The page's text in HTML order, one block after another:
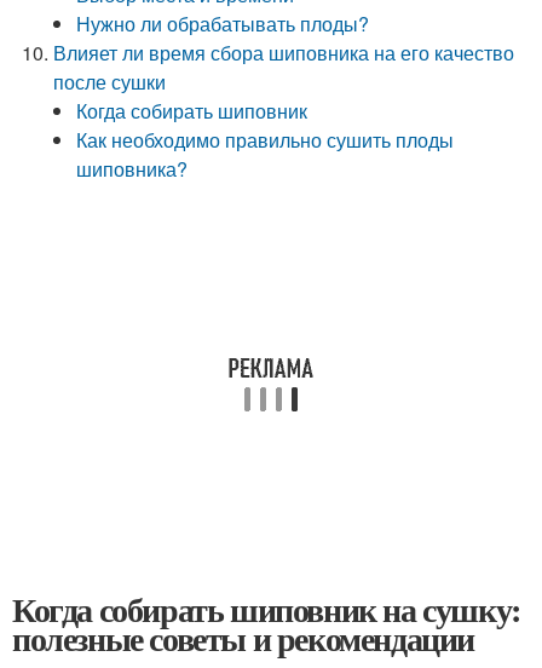
Нужно ли обрабатывать плоды?
Влияет ли время сбора шиповника на его качество
после сушки
Когда собирать шиповник
Как необходимо правильно сушить плоды
шиповника?
Когда собирать шиповник на сушку:
полезные советы и рекомендации